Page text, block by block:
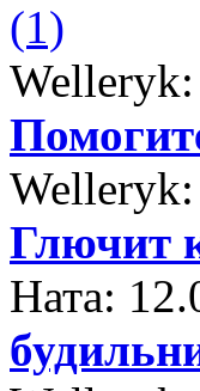
(1)
Глючит
Ната: